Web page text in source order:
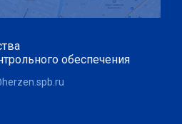
обеспечения